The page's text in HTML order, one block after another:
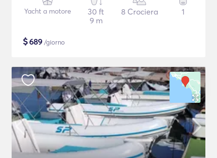
Yacht a motore
30 ft
9 m
8 Crociera 1
$689 /giorno